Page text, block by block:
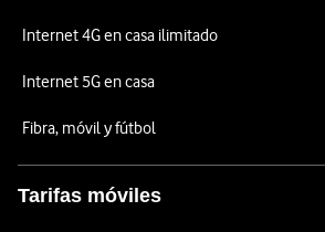
Internet 4G en casa ilimitado
Internet 5G en casa
Fibra, móvil y fútbol
Tarifas móviles